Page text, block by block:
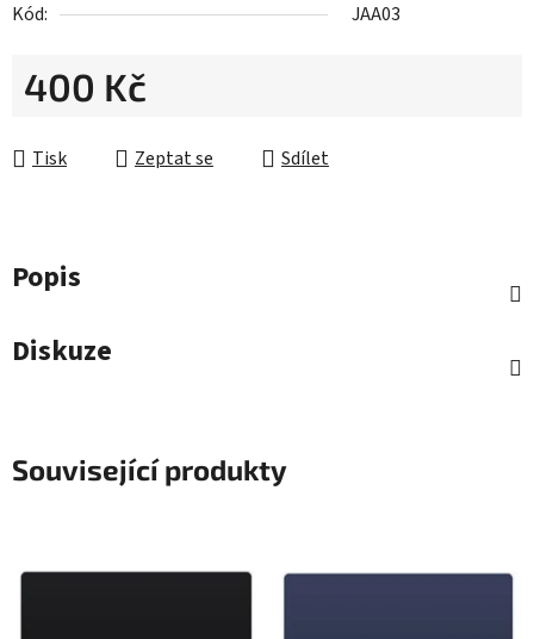
Kód:
JAA03
400 Kč
Tisk
Zeptat se Sdílet
Popis
Diskuze
Související produkty